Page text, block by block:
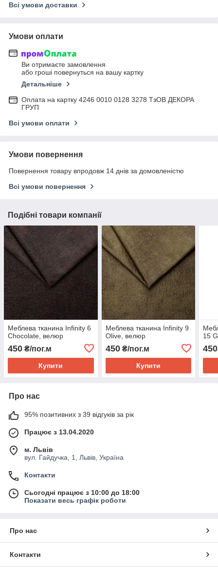
Всі умови доставки
Умови оплати
Ви отримаєте замовлення
або гроші повернуться на вашу картку
Детальніше
Оплата на картку 4246 0010 0128 3278 ТзОВ ДЕКОРА
ГРУП
Всі умови оплати
Умови повернення
Повернення товару впродовж 14 днів за домовленістю
Всі умови повернення
Подібні товари компанії
Меблева тканина Infinity 6
Chocolate, велюр
450 ₴/пог.м
Купити
Меблева тканина Infinity 9
Olive, велюр
450₴/пог.м
Купити
15
450
Про нас
95% позитивних з 39 відгуків за рік
Працює з 13.04.2020
м. Львів
вул. Гайдучка, 1, Львів, Україна
Контакти
Сьогодні працює з 10:00 до 18:00
Показати весь графік роботи
Про нас
Контакти